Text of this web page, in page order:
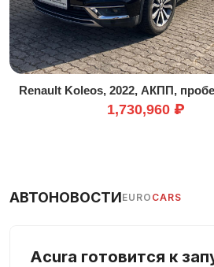
Renault Koleos, 2022, АКПП,
1,730,960 ₽
АВТОНОВОСТИEURO CARS
Acura готовится к